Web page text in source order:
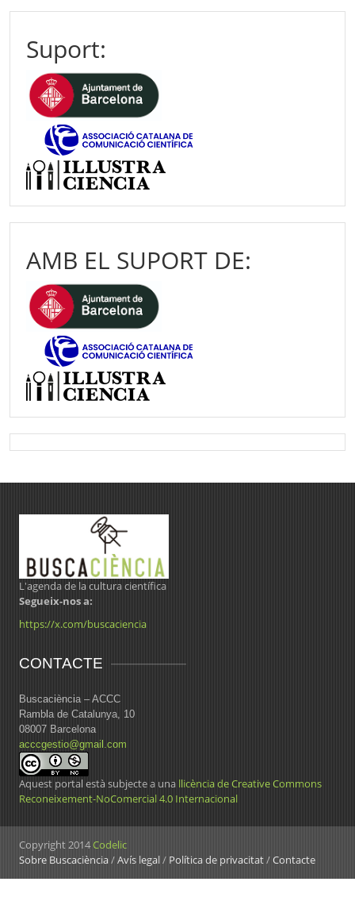
Suport:
AMB EL SUPORT DE:
L'agenda de la cultura científica
Segueix-nos a:
https://x.com/buscaciencia
CONTACTE
Buscaciència – ACCC
Rambla de Catalunya, 10
08007 Barcelona
acccgestio@gmail.com
Aquest portal està subjecte a una llicència de Creative Commons
Reconeixement-NoComercial 4.0 Internacional
Copyright 2014Codelic
Sobre Buscaciència/Avís legal/ Política de privacitat/Contacte